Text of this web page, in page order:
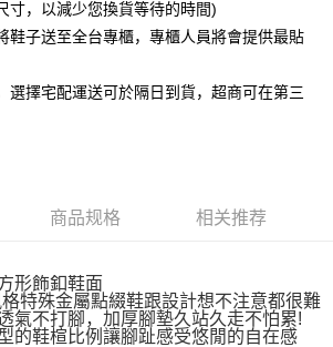
寸，以減少您換貨等待的時間)
鞋子送至全台專櫃，專櫃人員將會提供最貼
選擇宅配運送可於隔日到貨，超商可在第三
商品规格 相关推荐
形飾釦鞋面
特殊金屬點綴鞋跟設計想不注意都很難
氣不打腳，加厚腳墊久站久走不怕累!
的鞋楦比例讓腳趾感受悠閒的自在感